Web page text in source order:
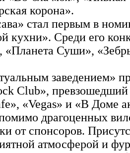
корона».
стал первым в
кухни». Среди его
«Планета Суши»,
заведением»
Club»,
«Vegas» и «В Доме
драгоценных
от спонсоров.
атмосферой и